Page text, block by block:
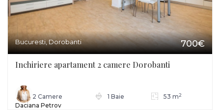
Bucuresti, Dorobanti 700€
Inchiriere apartament 2 camere Dorobanti
2 Camere 1 Baie 53 m2
Daciana Petrov